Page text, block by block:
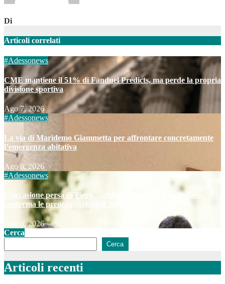
Di
Articoli correlati
#Adessonews
CME mantiene il 51% di Fanduel Predicts, ma perde la propria
divisione sportiva
Ago 7, 2026
#Adessonews
La via di Maridemo Giammetta per affrontare concretamente
l’emergenza abitativa
Ago 6, 2026
#Adessonews
L’occasione persa di Piero….che, alla fiera del benaltrismo,
conferma le preoccupazioni di Speranza.
Ago 6, 2026
Cerca
Cerca
Articoli recenti